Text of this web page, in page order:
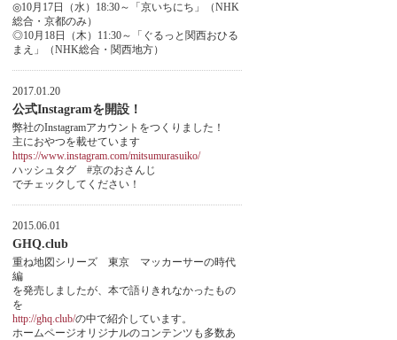
◎10月17日（水）18:30～「京いちにち」（NHK
総合・京都のみ）
◎10月18日（木）11:30～「ぐるっと関西おひる
まえ」（NHK総合・関西地方）
2017.01.20
公式Instagramを開設！
弊社のInstagramアカウントをつくりました！
主におやつを載せています
https://www.instagram.com/mitsumurasuiko/
ハッシュタグ #京のおさんじ
でチェックしてください！
2015.06.01
GHQ.club
重ね地図シリーズ 東京 マッカーサーの時代
編
を発売しましたが、本で語りきれなかったもの
を
http://ghq.club/の中で紹介しています。
ホームページオリジナルのコンテンツも多数あ